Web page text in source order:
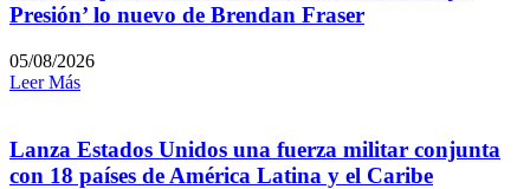
Presión’ lo nuevo de Brendan Fraser
05/08/2026
Leer Más
Lanza Estados Unidos una fuerza militar conjunta
con 18 países de América Latina y el Caribe